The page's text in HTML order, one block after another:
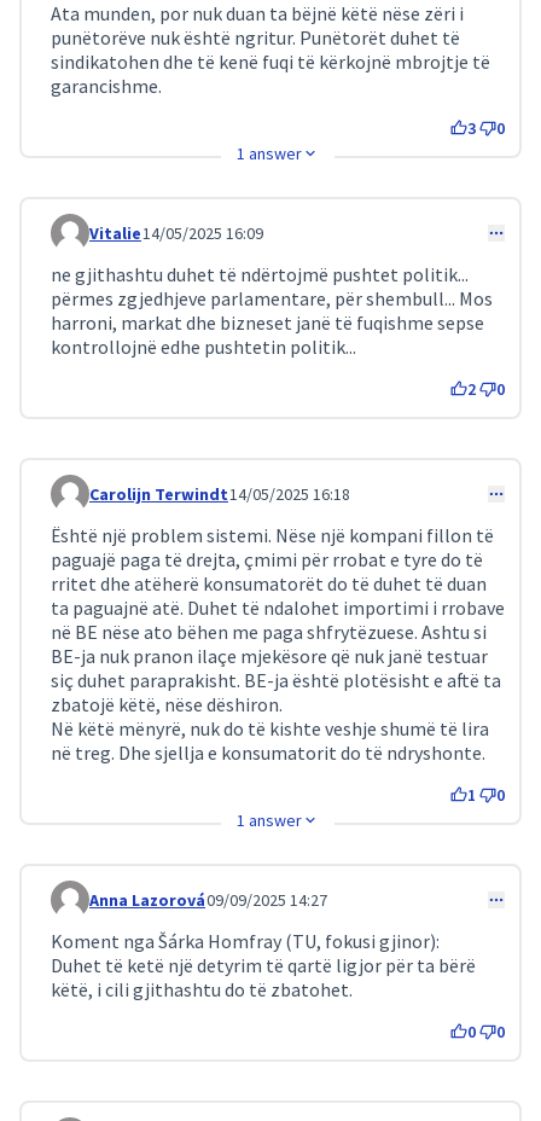
Ata munden, por nuk duan ta bëjnë këtë nëse zëri i
punëtorëve nuk është ngritur. Punëtorët duhet të
sindikatohen dhe të kenë fuqi të kërkojnë mbrojtje të
garancishme.
3
0
1 answer
Comment 162
Vitalie14/05/2025 16:09
ne gjithashtu duhet të ndërtojmë pushtet politik...
përmes zgjedhjeve parlamentare, për shembull... Mos
harroni, markat dhe bizneset janë të fuqishme sepse
kontrollojnë edhe pushtetin politik...
2 0
Comment 172
Carolijn Terwindt14/05/2025 16:18
Është një problem sistemi. Nëse një kompani fillon të
paguajë paga të drejta, çmimi për rrobat e tyre do të
rritet dhe atëherë konsumatorët do të duhet të duan
ta paguajnë atë. Duhet të ndalohet importimi i rrobave
në BE nëse ato bëhen me paga shfrytëzuese. Ashtu si
BE-ja nuk pranon ilaçe mjekësore që nuk janë testuar
siç duhet paraprakisht. BE-ja është plotësisht e aftë ta
zbatojë këtë, nëse dëshiron.
Në këtë mënyrë, nuk do të kishte veshje shumë të lira
në treg. Dhe sjellja e konsumatorit do të ndryshonte.
1
0
1 answer
Comment 257
Anna Lazorová09/09/2025 14:27
Koment nga Šárka Homfray (TU, fokusi gjinor):
Duhet të ketë një detyrim të qartë ligjor për ta bërë
këtë, i cili gjithashtu do të zbatohet.
0 0